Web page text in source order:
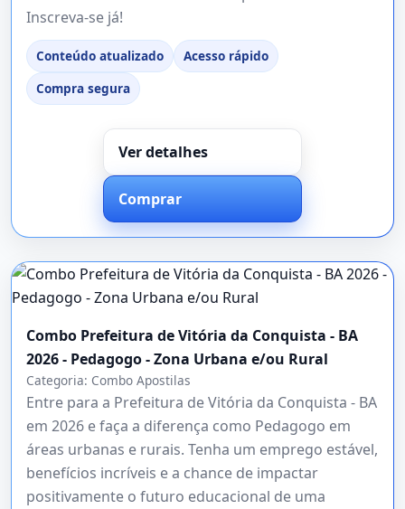
Inscreva-se já!
Conteúdo atualizado
Acesso rápido
Compra segura
Ver detalhes
Comprar
Combo Prefeitura de Vitória da Conquista - BA
2026 - Pedagogo - Zona Urbana e/ou Rural
Categoria: Combo Apostilas
Entre para a Prefeitura de Vitória da Conquista - BA
em 2026 e faça a diferença como Pedagogo em
áreas urbanas e rurais. Tenha um emprego estável,
benefícios incríveis e a chance de impactar
positivamente o futuro educacional de uma